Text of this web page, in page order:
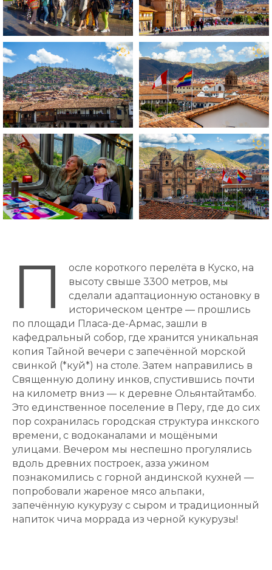
П
осле короткого перелёта в Куско, на
высоту свыше 3300 метров, мы
сделали адаптационную остановку в
историческом центре — прошлись
по площади Пласа-де-Армас, зашли в
кафедральный собор, где хранится уникальная
копия Тайной вечери с запечённой морской
свинкой (*куй*) на столе. Затем направились в
Священную долину инков, спустившись почти
на километр вниз — к деревне Ольянтайтамбо.
Это единственное поселение в Перу, где до сих
пор сохранилась городская структура инкского
времени, с водоканалами и мощёными
улицами. Вечером мы неспешно прогулялись
вдоль древних построек, азза ужином
познакомились с горной андинской кухней —
попробовали жареное мясо альпаки,
запечённую кукурузу с сыром и традиционный
напиток чича моррада из черной кукурузы!